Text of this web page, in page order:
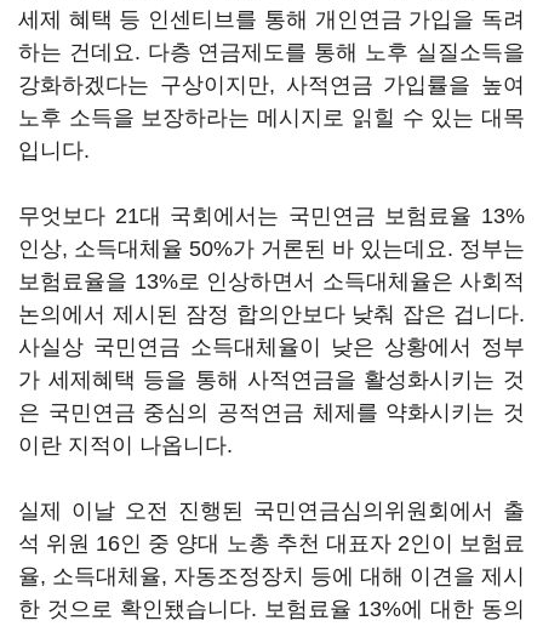
세제 혜택 등 인센티브를 통해 개인연금 가입을 독려
하는 건데요. 다층 연금제도를 통해 노후 실질소득을
강화하겠다는 구상이지만, 사적연금 가입률을 높여
노후 소득을 보장하라는 메시지로 읽힐 수 있는 대목
입니다.
무엇보다 21대 국회에서는 국민연금 보험료율 13%
인상, 소득대체율 50%가 거론된 바 있는데요. 정부는
보험료율을 13%로 인상하면서 소득대체율은 사회적
논의에서 제시된 잠정 합의안보다 낮춰 잡은 겁니다.
사실상 국민연금 소득대체율이 낮은 상황에서 정부
가 세제혜택 등을 통해 사적연금을 활성화시키는 것
은 국민연금 중심의 공적연금 체제를 약화시키는 것
이란 지적이 나옵니다.
실제 이날 오전 진행된 국민연금심의위원회에서 출
석 위원 16인 중 양대 노총 추천 대표자 2인이 보험료
율, 소득대체율, 자동조정장치 등에 대해 이견을 제시
한 것으로 확인됐습니다. 보험료율 13%에 대한 동의